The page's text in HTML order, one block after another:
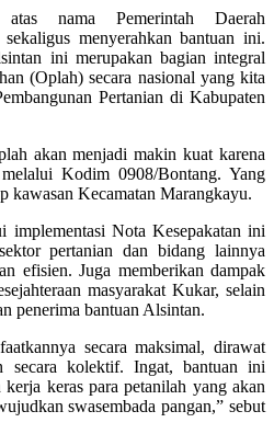
nama Pemerintah Daerah
menyerahkan bantuan ini.
ini merupakan bagian integral
(Oplah) secara nasional yang kita
Pertanian di Kabupaten
akan menjadi makin kuat karena
Kodim 0908/Bontang. Yang
kawasan Kecamatan Marangkayu.
implementasi Nota Kesepakatan ini
pertanian dan bidang lainnya
efisien. Juga memberikan dampak
masyarakat Kukar, selain
penerima bantuan Alsintan.
secara maksimal, dirawat
secara kolektif. Ingat, bantuan ini
keras para petanilah yang akan
swasembada pangan,” sebut